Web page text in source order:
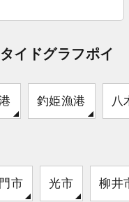
イドグラフポイ
釣姫漁港 八
市 光市 柳井